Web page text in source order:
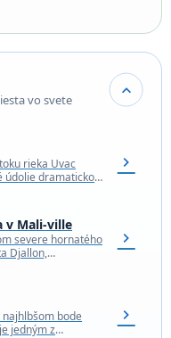
vo svete expand_more
rieka Uvac
údolie dramatickou
chevron_right
v Mali-ville
severe hornatého
Djallon,
chevron_right
bode
jedným z
chevron_right